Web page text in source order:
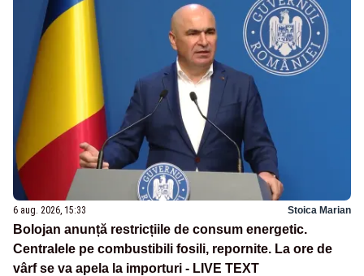
6 aug. 2026, 15:33 Stoica Marian
Bolojan anunță restricțiile de consum energetic.
Centralele pe combustibili fosili, repornite. La ore de
vârf se va apela la importuri - LIVE TEXT